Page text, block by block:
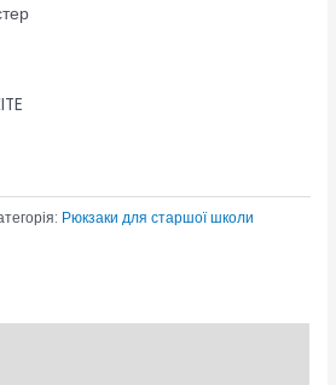
Рюкзаки для старшої школи